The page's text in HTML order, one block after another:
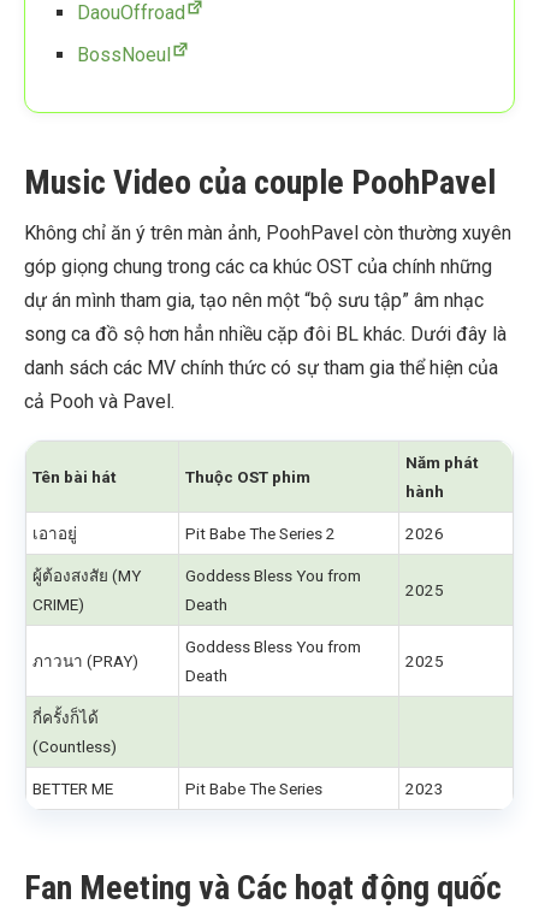
DaouOffroad
BossNoeul
Music Video của couple PoohPavel
Không chỉ ăn ý trên màn ảnh, PoohPavel còn thường xuyên
góp giọng chung trong các ca khúc OST của chính những
dự án mình tham gia, tạo nên một “bộ sưu tập” âm nhạc
song ca đồ sộ hơn hẳn nhiều cặp đôi BL khác. Dưới đây là
danh sách các MV chính thức có sự tham gia thể hiện của
cả Pooh và Pavel.
Tên bài hát Thuộc OST phim
Năm phát
hành
เอาอยู่ Pit Babe The Series 2 2026
ผู้ต้องสงสัย (MY
CRIME)
Goddess Bless You from
Death
2025
ภาวนา (PRAY)
Goddess Bless You from
Death
2025
กี่ครั้งก็ได้
(Countless)
BETTER ME Pit Babe The Series 2023
Fan Meeting và Các hoạt động quốc